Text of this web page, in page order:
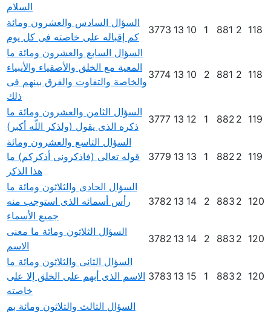
السلام
السؤال السادس والعشرون ومائة
كم إقباله على خاصته فى كل يوم
3773 13 10 1 881 2 118
السؤال السابع والعشرون ومائة ما
المعية مع الخلق والأصفياء والأنبياء
والخاصة والتفاوت والفرق بينهم فى
ذلك
3774 13 10 2 881 2 118
السؤال الثامن والعشرون ومائة ما
ذكره الذى يقول (ولذكر اللّه أكبر)
3777 13 12 1 882 2 119
السؤال التاسع والعشرون ومائة
قوله تعالى (فاذكرونى أذكركم) ما
هذا الذكر
3779 13 13 1 882 2 119
السؤال الحادى والثلاثون ومائة ما
رأس أسمائه الذى استوجب منه
جميع الأسماء
3782 13 14 2 883 2 120
السؤال الثلاثون ومائة ما معنى
الاسم
3782 13 14 2 883 2 120
السؤال الثانى والثلاثون ومائة ما
الاسم الذى أبهم على الخلق إلا على
خاصته
3783 13 15 1 883 2 120
السؤال الثالث والثلاثون ومائة بم